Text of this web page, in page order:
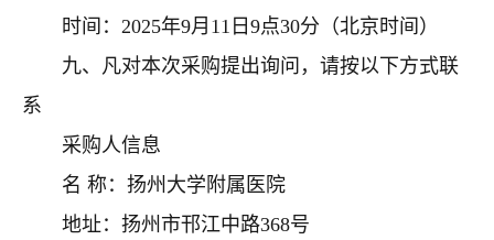
时间： 2025年9月 11 日 9点30分（北京时间）
九、凡对本次采购提出询问，请按以下方式联
系
采购人信息
名 称：扬州大学附属医院
地址：扬州市邗江中路368号